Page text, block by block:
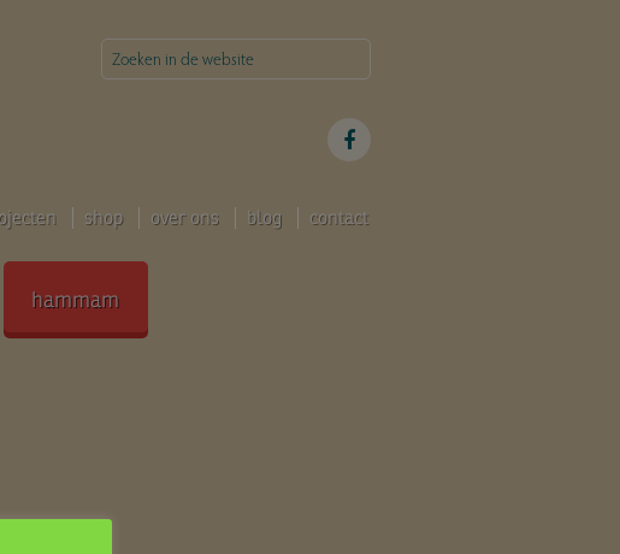
shop over ons blog contact
hammam